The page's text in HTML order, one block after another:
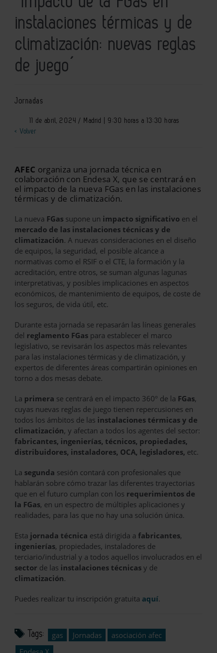
instalaciones térmicas y de
climatización: nuevas reglas
de juego´
Jornadas
11 de abril, 2024 / Madrid | 9:30 horas a 13:30 horas
< Volver
AFEC organiza una jornada técnica en
colaboración con Endesa X, que se centrará en
el impacto de la nueva FGas en las instalaciones
térmicas y de climatización.
La nueva FGas supone un impacto significativo en el
mercado de las instalaciones técnicas y de
climatización. A nuevas consideraciones en el diseño
de equipos, la seguridad, el posible alcance a
normativas como el RSIF o el CTE, la formación y la
acreditación, entre otros, se suman algunas lagunas
interpretativas, y posibles implicaciones en aspectos
económicos, de mantenimiento de equipos, de coste de
los seguros, de vida útil, etc.
Durante esta jornada se repasarán las líneas generales
del reglamento FGas para establecer el marco
legislativo, se revisarán los aspectos más relevantes
para las instalaciones térmicas y de climatización, y
expertos de diferentes áreas compartirán opiniones en
torno a dos mesas debate.
La primera se centrará en el impacto 360º de la FGas,
cuyas nuevas reglas de juego tienen repercusiones en
todos los ámbitos de las instalaciones térmicas y de
climatización, y afectan a todos los agentes del sector:
fabricantes, ingenierías, técnicos, propiedades,
distribuidores, instaladores, OCA, legisladores, etc.
La segunda sesión contará con profesionales que
hablarán sobre cómo trazar las diferentes trayectorias
que en el futuro cumplan con los requerimientos de
la FGas, en un espectro de múltiples aplicaciones y
realidades, para las que no hay una solución única.
Esta jornada técnica está dirigida a fabricantes,
ingenierías, propiedades, instaladores de
terciario/industrial y a todos aquellos involucrados en el
sector de las instalaciones técnicas y de
climatización.
Puedes realizar tu inscripción gratuita aquí.
Tags: gas Jornadas
asociación afec